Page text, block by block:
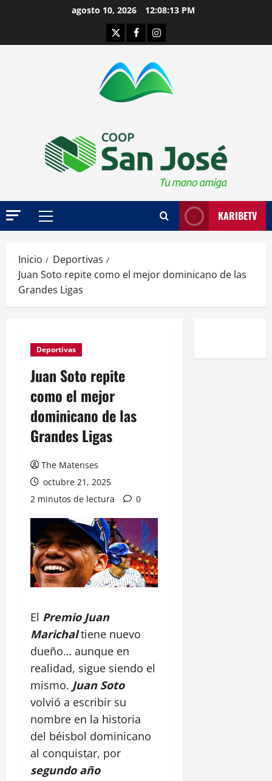
agosto 10, 2026 12:08:14 PM
TwitterFacebookInstagram
Menú
KARIBETV
Inicio
Deportivas
Juan Soto repite como el mejor dominicano de las
Grandes Ligas
Deportivas
Juan Soto repite
como el mejor
dominicano de las
Grandes Ligas
The Matenses
octubre 21, 2025
2 minutos de lectura
0
El Premio Juan
Marichaltiene nuevo
dueño… aunque en
realidad, sigue siendo el
mismo. Juan Soto
volvió a escribir su
nombre en la historia
del béisbol dominicano
al conquistar, por
segundo año